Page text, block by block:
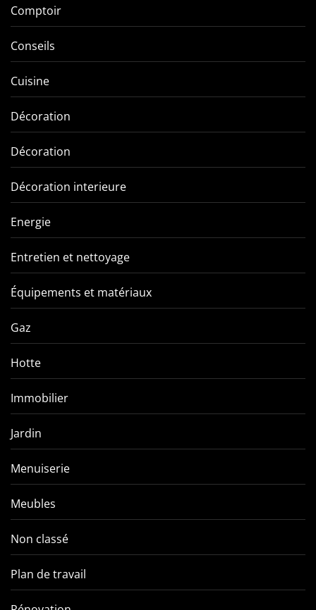
Comptoir
Conseils
Cuisine
Décoration
Décoration
Décoration interieure
Energie
Entretien et nettoyage
Équipements et matériaux
Gaz
Hotte
Immobilier
Jardin
Menuiserie
Meubles
Non classé
Plan de travail